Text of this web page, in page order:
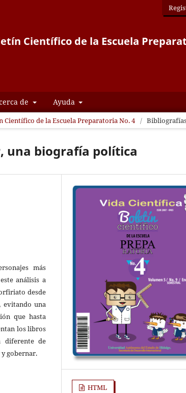
Científico de la Escuela
de Ayuda
Científico de la Escuela Preparatoria No. 4 /
una biografía política
más
análisis a
desde
evitando una
que hasta
los libros
diferente de
gobernar.
HTML